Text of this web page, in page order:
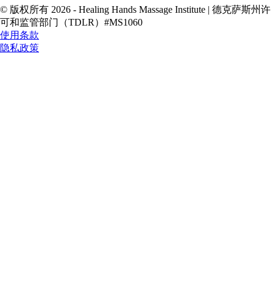
© 版权所有 2026 - Healing Hands Massage Institute | 德克萨斯州许
可和监管部门（TDLR）#MS1060
使用条款
隐私政策